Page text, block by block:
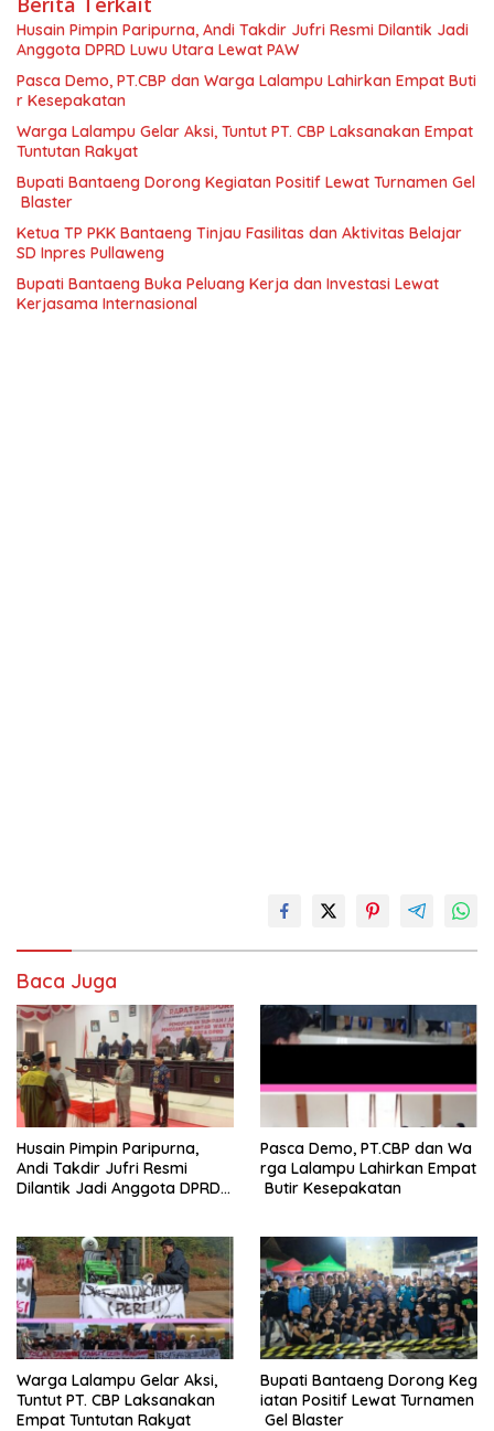
Husain Pimpin Paripurna, Andi Takdir Jufri Resmi Dilantik Jadi
Anggota DPRD Luwu Utara Lewat PAW
Pasca Demo, PT.CBP dan Warga Lalampu Lahirkan Empat Buti
r Kesepakatan
Warga Lalampu Gelar Aksi, Tuntut PT. CBP Laksanakan Empat
Tuntutan Rakyat
Bupati Bantaeng Dorong Kegiatan Positif Lewat Turnamen Gel
Blaster
Ketua TP PKK Bantaeng Tinjau Fasilitas dan Aktivitas Belajar
SD Inpres Pullaweng
Bupati Bantaeng Buka Peluang Kerja dan Investasi Lewat
Baca Juga
Husain Pimpin Paripurna,
Andi Takdir Jufri Resmi
Dilantik Jadi Anggota DPRD
Pasca Demo, PT.CBP dan Wa
rga Lalampu Lahirkan Empat
Butir Kesepakatan
Warga Lalampu Gelar Aksi,
Tuntut PT. CBP Laksanakan
Empat Tuntutan Rakyat
Bupati Bantaeng Dorong Keg
iatan Positif Lewat Turnamen
Gel Blaster